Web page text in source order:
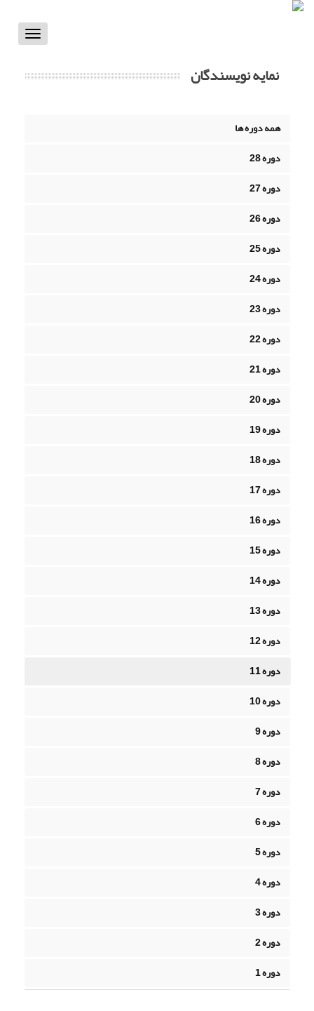
Toggle
نمایه نویسندگان
همه دوره ها
دوره 28
دوره 27
دوره 26
دوره 25
دوره 24
دوره 23
دوره 22
دوره 21
دوره 20
دوره 19
دوره 18
دوره 17
دوره 16
دوره 15
دوره 14
دوره 13
دوره 12
دوره 11
دوره 10
دوره 9
دوره 8
دوره 7
دوره 6
دوره 5
دوره 4
دوره 3
دوره 2
دوره 1